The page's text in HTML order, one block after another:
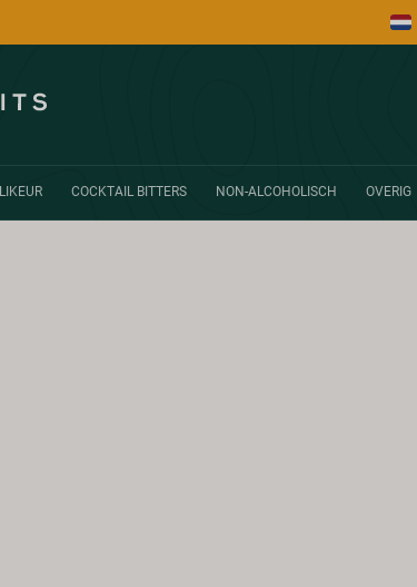
LIKEUR COCKTAIL BITTERS NON-ALCOHOLISCH OVERIG